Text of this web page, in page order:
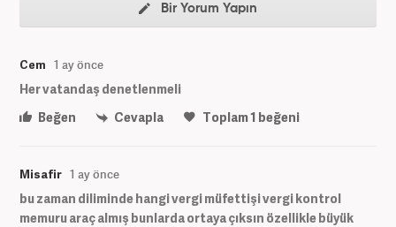
Bir Yorum Yapın
Cem 1 ay önce
Her vatandaş denetlenmeli
Beğen
Cevapla Toplam1 beğeni
Misafir 1 ay önce
bu zaman diliminde hangi vergi müfettişi vergi kontrol
memuru araç almış bunlarda ortaya çıksın özellikle büyük